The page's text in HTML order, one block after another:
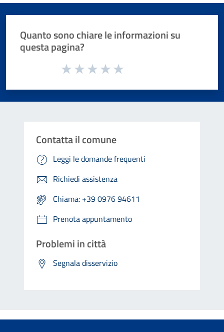
Quanto sono chiare le informazioni su
questa pagina?
Valuta da 1 a 5 stelle la pagina
Contatta il comune
Leggi le domande frequenti
Richiedi assistenza
Chiama: +39 0976 94611
Prenota appuntamento
Problemi in città
Segnala disservizio